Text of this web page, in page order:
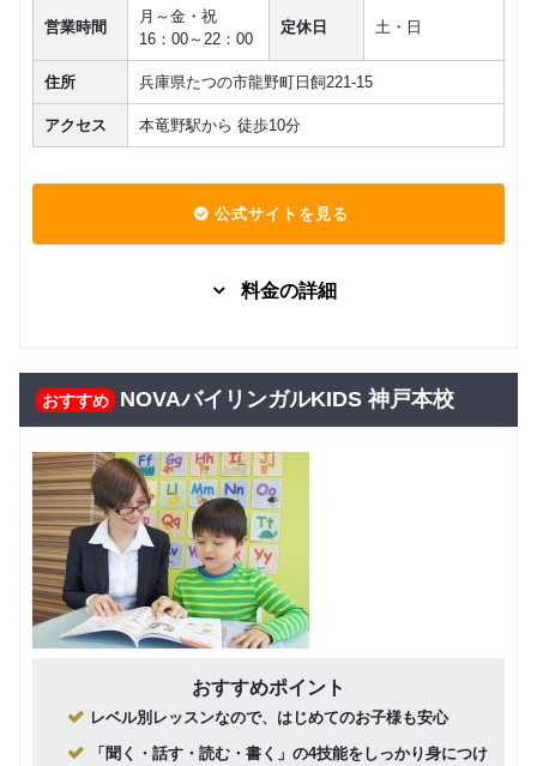
営業時間
月～金・祝
16：00～22：00
定休日 土・日
住所 兵庫県たつの市龍野町日飼221-15
アクセス 本竜野駅から 徒歩10分
公式サイトを見る
料金の詳細
7,480 円(税込) / 月
回数：4 / 1セッション40分
Class5 小学生
グループレッスン
8,000円(税込) / 月
回数：4 / 1セッション40分
Class4 小学
生
グループレッスン
8,500円(税込) / 月
回数：4 / 1セッション40分
グループレッスン 子供向け
9,000円(税込) / 月
回数：4 / 1セッション40分
おすすめ NOVAバイリンガルKIDS 神戸本校
おすすめポイント
レベル別レッスンなので、はじめてのお子様も安心
「聞く・話す・読む・書く」の4技能をしっかり身につけ